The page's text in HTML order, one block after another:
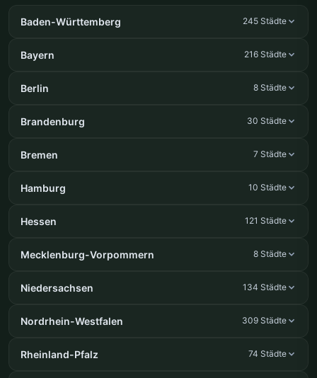
Baden-Württemberg 245 Städte
Bayern 216 Städte
Berlin 8 Städte
Brandenburg 30 Städte
Bremen 7 Städte
Hamburg 10 Städte
Hessen 121 Städte
Mecklenburg-Vorpommern 8 Städte
Niedersachsen 134 Städte
Nordrhein-Westfalen 309 Städte
Rheinland-Pfalz 74 Städte